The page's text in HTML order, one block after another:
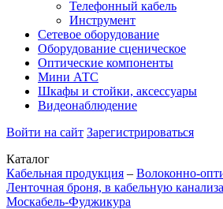
Телефонный кабель
Инструмент
Сетевое оборудование
Оборудование сценическое
Оптические компоненты
Мини АТС
Шкафы и стойки, аксессуары
Видеонаблюдение
Войти на сайт Зарегистрироваться
Каталог
Кабельная продукция – Волоконно-
Ленточная броня, в кабельную
Москабель-Фуджикура